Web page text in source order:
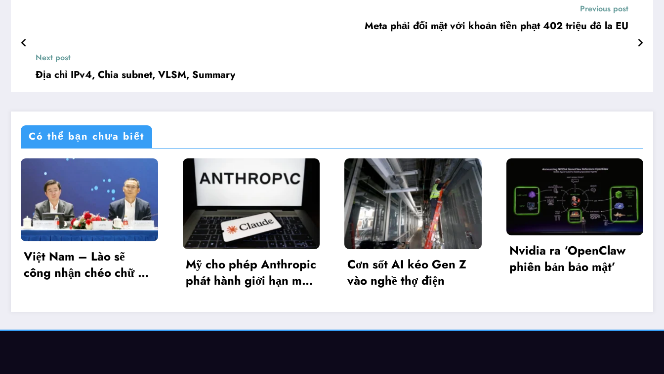
Previous post
Meta phải đối mặt với khoản tiền phạt 402 triệu đô la EU
Next post
Địa chỉ IPv4, Chia subnet, VLSM, Summary
Có thể bạn chưa biết
Lào sẽ
chữ ký
Mỹ cho phép Anthropic
phát hành giới hạn mô
Cơn sốt AI kéo Gen Z
vào nghề thợ điện
Nvidia ra ‘OpenClaw
phiên bản bảo mật’
Khai mạc